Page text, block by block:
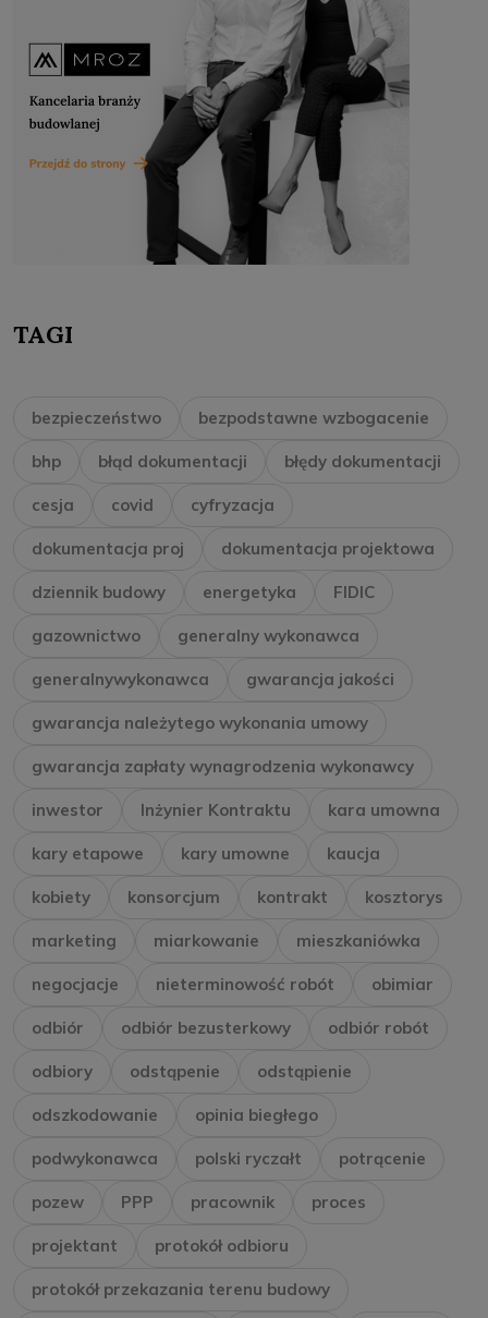
TAGI
bezpieczeństwo bezpodstawne wzbogacenie
bhp błąd dokumentacji błędy dokumentacji
cesja covid cyfryzacja
dokumentacja proj dokumentacja projektowa
dziennik budowy energetyka FIDIC
gazownictwo generalny wykonawca
generalnywykonawca gwarancja jakości
gwarancja należytego wykonania umowy
gwarancja zapłaty wynagrodzenia wykonawcy
inwestor Inżynier Kontraktu kara umowna
kary etapowe kary umowne kaucja
kobiety konsorcjum kontrakt kosztorys
marketing miarkowanie mieszkaniówka
negocjacje nieterminowość robót obimiar
odbiór odbiór bezusterkowy odbiór robót
odbiory odstąpenie odstąpienie
odszkodowanie opinia biegłego
podwykonawca polski ryczałt potrącenie
pozew PPP pracownik proces
projektant protokół odbioru
protokół przekazania terenu budowy